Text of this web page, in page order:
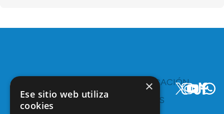
INTERESA
Servicios y
COMUNICACIÓN
RECURSOS
×
Ese sitio web utiliza
cookies